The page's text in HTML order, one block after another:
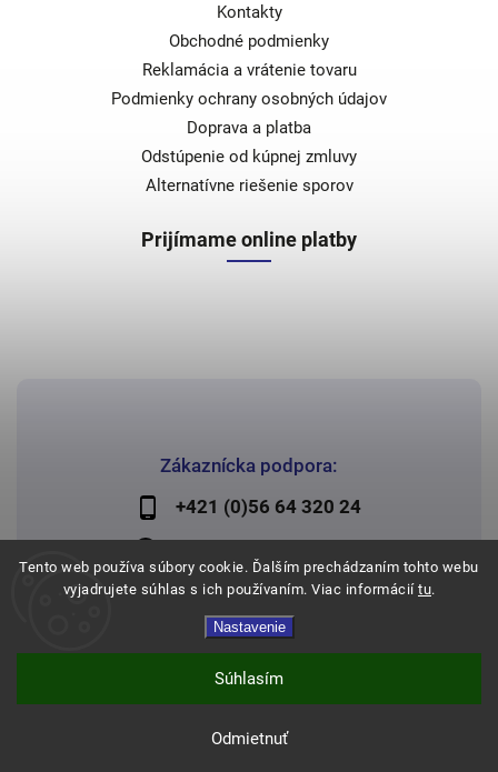
Tento web používa súbory cookie. Ďalším prechádzaním tohto webu
vyjadrujete súhlas s ich používaním. Viac informácií tu.
Nastavenie
Odmietnuť
Súhlasím
Zákaznícka podpora:
+421 (0)56 64 320 24
Kontakty
Obchodné podmienky
Reklamácia a vrátenie tovaru
Podmienky ochrany osobných údajov
Doprava a platba
Odstúpenie od kúpnej zmluvy
Alternatívne riešenie sporov
Prijímame online platby
Copyright 2026Papier Lechman. Všetky práva vyhradené.
Shoptet | Design